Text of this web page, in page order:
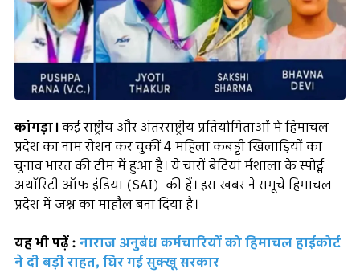
कांगड़ा।कई राष्ट्रीय और अंतरराष्ट्रीय प्रतियोगिताओं में हिमाचल
प्रदेश का नाम रोशन कर चुकीं 4 महिला कबड्डी खिलाड़ियों का
चुनाव भारत की टीम में हुआ है। ये चारों बेटियां र्मशाला के स्पोर्ट्स
अथॉरिटी ऑफ इंडिया (SAI) की हैं। इस खबर ने समूचे हिमाचल
प्रदेश में जश्न का माहौल बना दिया है।
यह भी पढ़ें : नाराज अनुबंध कर्मचारियों को हिमाचल हाईकोर्ट
ने दी बड़ी राहत, घिर गई सुक्खू सरकार